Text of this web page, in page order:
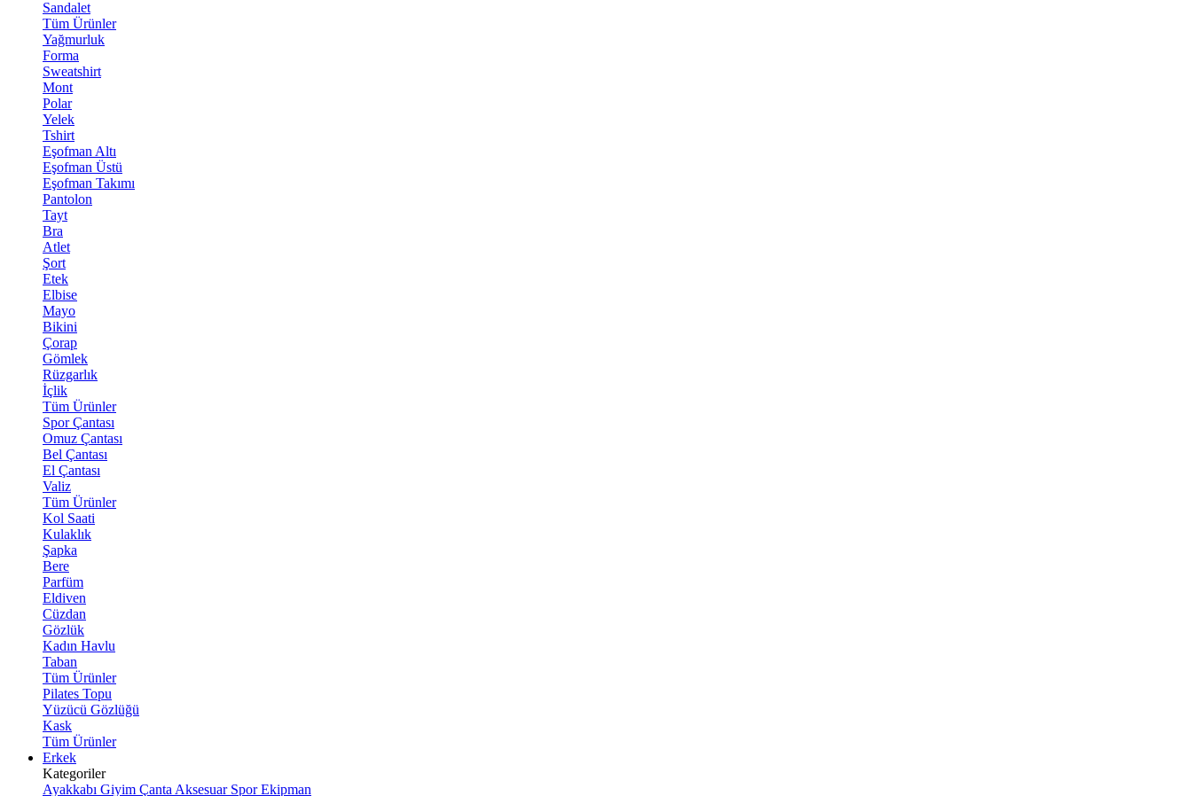
Sandalet
Tüm Ürünler
Yağmurluk
Forma
Sweatshirt
Mont
Polar
Yelek
Tshirt
Eşofman Altı
Eşofman Üstü
Eşofman Takımı
Pantolon
Tayt
Bra
Atlet
Şort
Etek
Elbise
Mayo
Bikini
Çorap
Gömlek
Rüzgarlık
İçlik
Tüm Ürünler
Spor Çantası
Omuz Çantası
Bel Çantası
El Çantası
Valiz
Tüm Ürünler
Kol Saati
Kulaklık
Şapka
Bere
Parfüm
Eldiven
Cüzdan
Gözlük
Kadın Havlu
Taban
Tüm Ürünler
Pilates Topu
Yüzücü Gözlüğü
Kask
Tüm Ürünler
Erkek
Kategoriler
Ayakkabı Giyim Çanta Aksesuar Spor Ekipman